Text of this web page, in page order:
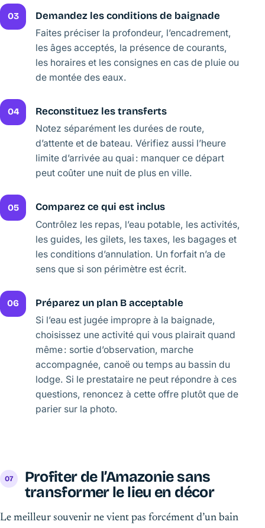
03 Demandez les conditions de baignade
Faites préciser la profondeur, l’encadrement,
les âges acceptés, la présence de courants,
les horaires et les consignes en cas de pluie ou
de montée des eaux.
04 Reconstituez les transferts
Notez séparément les durées de route,
d’attente et de bateau. Vérifiez aussi l’heure
limite d’arrivée au quai : manquer ce départ
peut coûter une nuit de plus en ville.
05 Comparez ce qui est inclus
Contrôlez les repas, l’eau potable, les activités,
les guides, les gilets, les taxes, les bagages et
les conditions d’annulation. Un forfait n’a de
sens que si son périmètre est écrit.
06 Préparez un plan B acceptable
Si l’eau est jugée impropre à la baignade,
choisissez une activité qui vous plairait quand
même : sortie d’observation, marche
accompagnée, canoë ou temps au bassin du
lodge. Si le prestataire ne peut répondre à ces
questions, renoncez à cette offre plutôt que de
parier sur la photo.
Profiter de l’Amazonie sans
transformer le lieu en décor
Le meilleur souvenir ne vient pas forcément d’un bain